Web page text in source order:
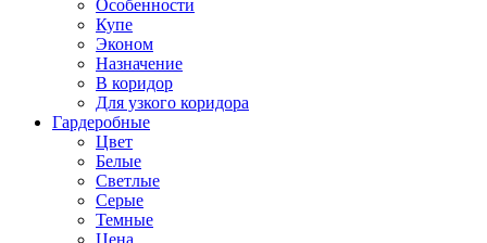
Особенности
Купе
Эконом
Назначение
В коридор
Для узкого коридора
Гардеробные
Цвет
Белые
Светлые
Серые
Темные
Цена